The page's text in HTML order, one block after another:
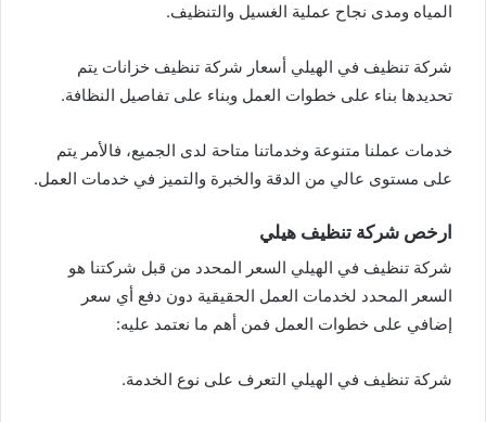
المياه ومدى نجاح عملية الغسيل والتنظيف.
شركة تنظيف في الهيلي أسعار شركة تنظيف خزانات يتم
تحديدها بناء على خطوات العمل وبناء على تفاصيل النظافة.
خدمات عملنا متنوعة وخدماتنا متاحة لدى الجميع، فالأمر يتم
على مستوى عالي من الدقة والخبرة والتميز في خدمات العمل.
ارخص شركة تنظيف هيلي
شركة تنظيف في الهيلي السعر المحدد من قبل شركتنا هو
السعر المحدد لخدمات العمل الحقيقية دون دفع أي سعر
إضافي على خطوات العمل فمن أهم ما نعتمد عليه:
شركة تنظيف في الهيلي التعرف على نوع الخدمة.